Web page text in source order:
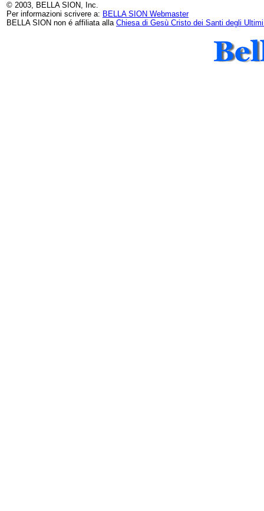
© 2003, BELLA SION, Inc.
Per informazioni scrivere a: BELLA SION Webmaster
BELLA SION non é affiliata alla Chiesa di Gesù Cristo dei Santi degli